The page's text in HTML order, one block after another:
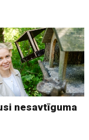
nesavtīguma